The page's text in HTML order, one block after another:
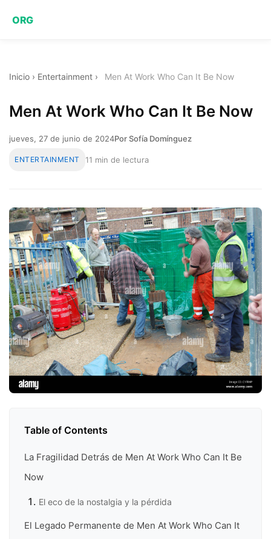
ORG
Inicio › Entertainment › Men At Work Who Can It Be Now
Men At Work Who Can It Be Now
jueves, 27 de junio de 2024Por Sofía Domínguez
ENTERTAINMENT 11 min de lectura
Table of Contents
La Fragilidad Detrás de Men At Work Who Can It Be
Now
El eco de la nostalgia y la pérdida
El Legado Permanente de Men At Work Who Can It